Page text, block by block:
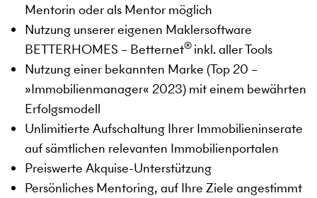
Mentorin oder als Mentor möglich
Nutzung unserer eigenen Maklersoftware
BETTERHOMES – Betternet® inkl. aller Tools
Nutzung einer bekannten Marke (Top 20 –
»Immobilienmanager« 2023) mit einem bewährten
Erfolgsmodell
Unlimitierte Aufschaltung Ihrer Immobilieninserate
auf sämtlichen relevanten Immobilienportalen
Preiswerte Akquise-Unterstützung
Persönliches Mentoring, auf Ihre Ziele angestimmt